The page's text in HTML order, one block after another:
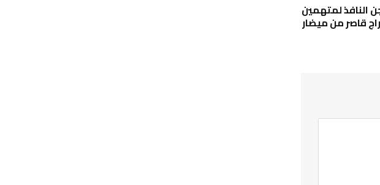
النافذ لمتهمين
قاصر من ميضار